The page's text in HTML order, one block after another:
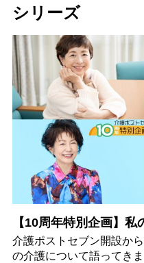
シリーズ
【10周年特別企画】私
介護ポストセブン開設か
の介護について語ってき